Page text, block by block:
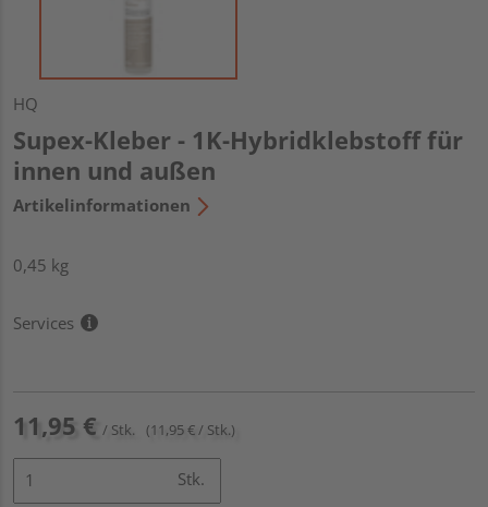
HQ
Supex-Kleber - 1K-Hybridklebstoff für
innen und außen
Artikelinformationen
0,45 kg
Services
11,95 € / Stk. (11,95 € / Stk.)
Stk.